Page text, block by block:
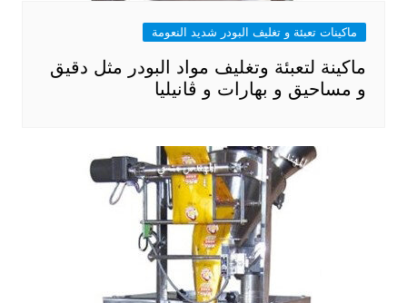
ماكينات تعبئة و تغليف البودر شديد النعومة
ماكينة لتعبئة وتغليف مواد البودر مثل دقيق
و مساحيق و بهارات و ڤانيليا